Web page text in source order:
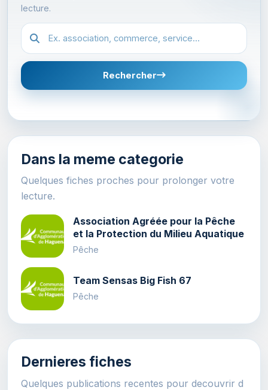
lecture.
Recherche dans l'annuaire
Rechercher
Dans la meme categorie
Quelques fiches proches pour prolonger votre
lecture.
Association Agréée pour la Pêche
et la Protection du Milieu Aquatique
Pêche
Team Sensas Big Fish 67
Pêche
Dernieres fiches
Quelques publications recentes pour decouvrir d